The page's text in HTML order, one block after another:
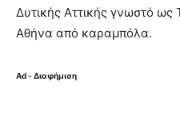
Δυτικής Αττικής γνωστό
Αθήνα από καραμπόλα.
Ad - Διαφήμιση